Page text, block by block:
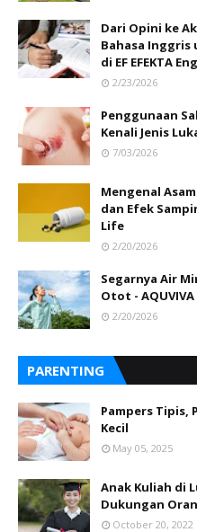
Dari Opini ke
Bahasa
di EF EFEKTA
2/23/2026
Penggunaan
Kenali Jenis
7/03/2026
Mengenal
dan Efek
Life
2/20/2026
Segarnya Air
Otot - AQUVIVA
2/20/2026
PARENTING
Pampers Tipis,
Kecil
May 05, 2025
Anak Kuliah di
Dukungan
October 20, 2022